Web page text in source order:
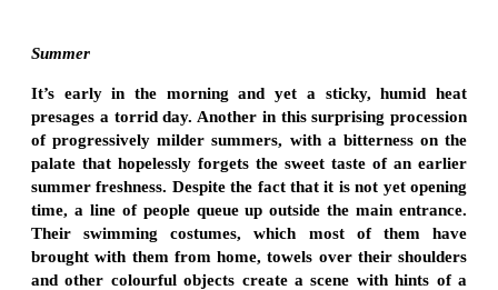
Summer
It’s early in the morning and yet a sticky, humid heat
presages a torrid day. Another in this surprising procession
of progressively milder summers, with a bitterness on the
palate that hopelessly forgets the sweet taste of an earlier
summer freshness. Despite the fact that it is not yet opening
time, a line of people queue up outside the main entrance.
Their swimming costumes, which most of them have
brought with them from home, towels over their shoulders
and other colourful objects create a scene with hints of a